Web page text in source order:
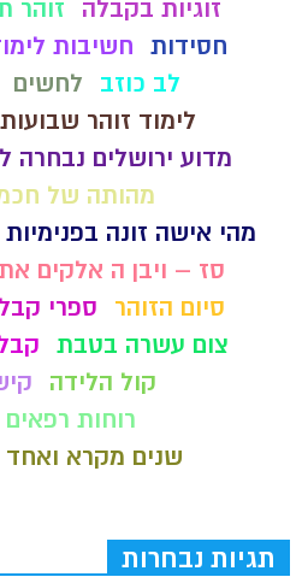
זוגיות בקבלה
זוהר
חסידות חשיבות
לב כוזב
לחשים
לימוד זוהר שבועות
מדוע ירושלים נבחרה
מהותה של
מהי אישה זונה בפנימיות
סז – ויבן ה אלקים
סיום הזוהר
ספרי
צום עשרה בטבת
קול הלידה
רוחות
שנים מקרא
תגיות נבחרות